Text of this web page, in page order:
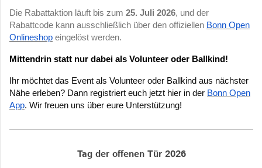
Die Rabattaktion läuft bis zum 25. Juli 2026, und der
Rabattcode kann ausschließlich über den offiziellen Bonn Open
Onlineshop eingelöst werden.
Mittendrin statt nur dabei als Volunteer oder Ballkind!
Ihr möchtet das Event als Volunteer oder Ballkind aus nächster
Nähe erleben? Dann registriert euch jetzt hier in der Bonn Open
App. Wir freuen uns über eure Unterstützung!
Tag der offenen Tür 2026